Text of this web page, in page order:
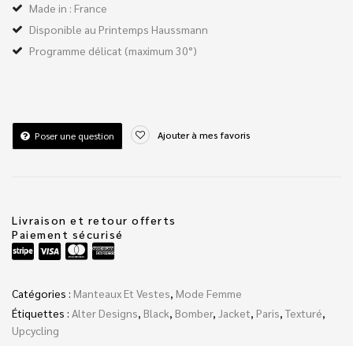
Made in : France
Disponible au Printemps Haussmann
Programme délicat (maximum 30°)
Poser une question Ajouter à mes favoris
Livraison et retour offerts
Paiement sécurisé
Catégories : Manteaux Et Vestes Mode Femme
Étiquettes : Alter Designs Black Bomber, Jacket Paris Texturé
Upcycling